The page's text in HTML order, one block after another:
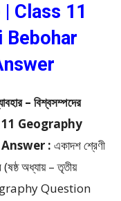
| Class 11
Bebohar
– বিশ্বসম্পদের
11 Geography
: একাদশ শ্রেণী
(ষষ্ঠ অধ্যায় – তৃতীয়
Question